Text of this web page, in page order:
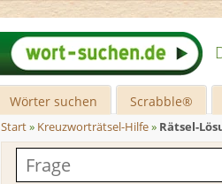
Wörter suchen Scrabble®
Start» Kreuzworträtsel-Hilfe» Rätsel-